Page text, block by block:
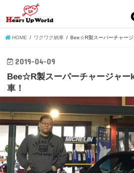
HOME ワクワク納車 Bee☆R製スーパーチャージ
2019-04-09
Bee☆R製スーパーチャージャー
車！